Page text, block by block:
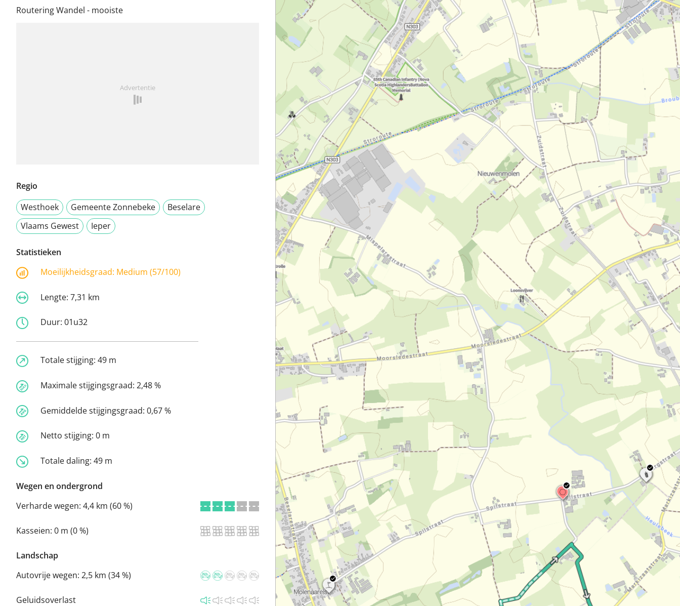
Routering Wandel - mooiste
Advertentie
Regio
Westhoek
Gemeente Zonnebeke
Beselare
Vlaams Gewest
Ieper
Statistieken
Moeilijkheidsgraad: Medium (57/100)
Lengte: 7,31 km
Duur: 01u32
Totale stijging: 49 m
Maximale stijgingsgraad: 2,48 %
Gemiddelde stijgingsgraad: 0,67 %
Netto stijging: 0 m
Totale daling: 49 m
Wegen en ondergrond
Verharde wegen: 4,4 km (60 %)
Kasseien: 0 m (0 %)
Landschap
Autovrije wegen: 2,5 km (34 %)
Geluidsoverlast